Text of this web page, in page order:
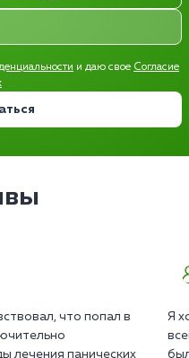
и даю свое Согласие
что попал в
лечения панических
Я